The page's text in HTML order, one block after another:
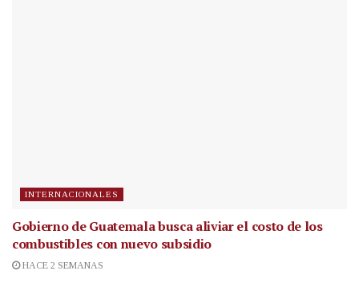
INTERNACIONALES
Gobierno de Guatemala busca aliviar el costo de los
combustibles con nuevo subsidio
HACE 2 SEMANAS